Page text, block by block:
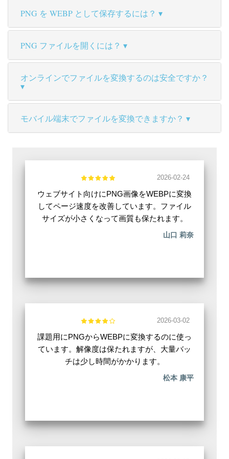
PNG を WEBP として保存するには？
PNG ファイルを開くには？
オンラインでファイルを変換するのは安全ですか？
モバイル端末でファイルを変換できますか？
2026-02-24
ウェブサイト向けにPNG画像をWEBPに変換
してページ速度を改善しています。ファイル
サイズが小さくなって画質も保たれます。
山口 莉奈
2026-03-02
課題用にPNGからWEBPに変換するのに使っ
ています。解像度は保たれますが、大量バッ
チは少し時間がかかります。
松本 康平